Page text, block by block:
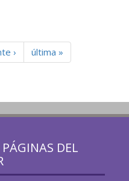
› última »
PÁGINAS DEL